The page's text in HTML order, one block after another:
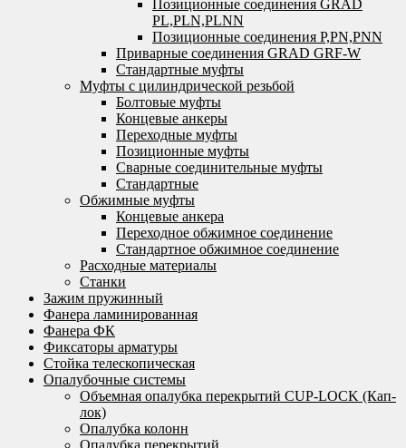
Позиционные соединения GRAD
PL,PLN,PLNN
Позиционные соединения P,PN,PNN
Приварные соединения GRAD GRF-W
Стандартные муфты
Муфты с цилиндрической резьбой
Болтовые муфты
Концевые анкеры
Переходные муфты
Позиционные муфты
Сварные соединительные муфты
Стандартные
Обжимные муфты
Концевые анкера
Переходное обжимное соединение
Стандартное обжимное соединение
Расходные материалы
Станки
Зажим пружинный
Фанера ламинированная
Фанера ФК
Фиксаторы арматуры
Стойка телескопическая
Опалубочные системы
Объемная опалубка перекрытий CUP-LOCK (Кап-
лок)
Опалубка колонн
Опалубка перекрытий